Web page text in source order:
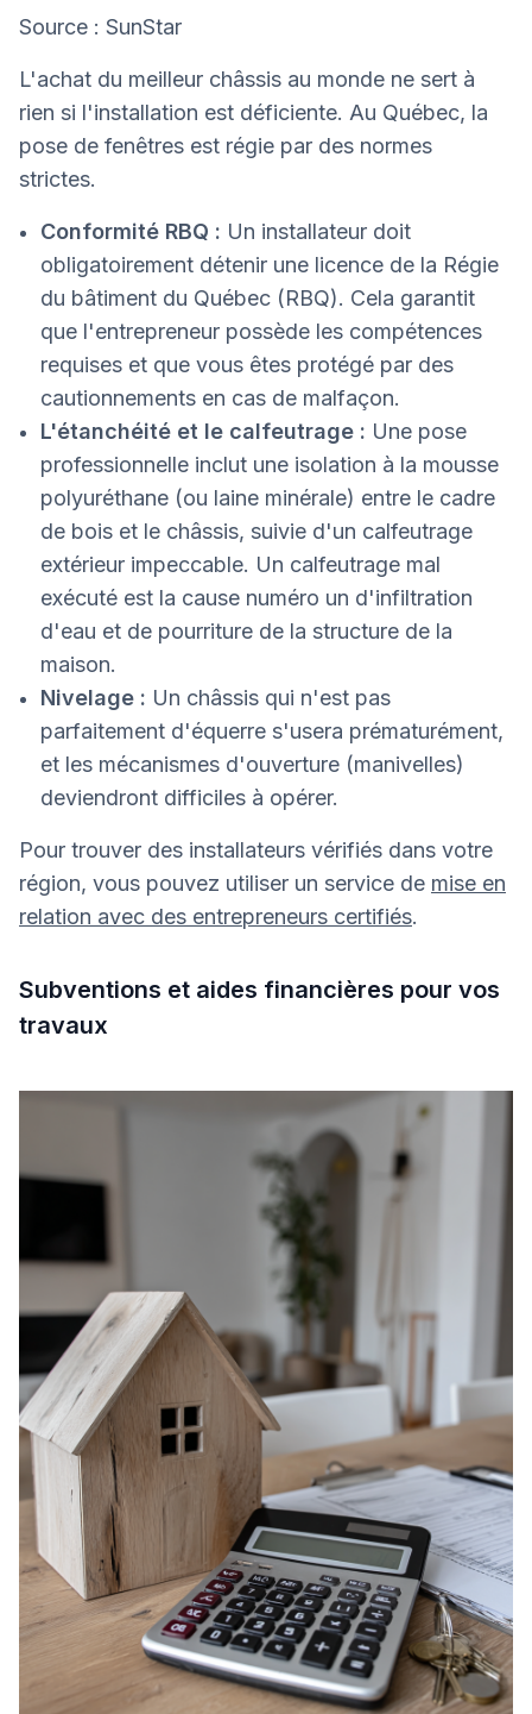
Source : SunStar
L'achat du meilleur châssis au monde ne sert à
rien si l'installation est déficiente. Au Québec, la
pose de fenêtres est régie par des normes
strictes.
Conformité RBQ : Un installateur doit
obligatoirement détenir une licence de la Régie
du bâtiment du Québec (RBQ). Cela garantit
que l'entrepreneur possède les compétences
requises et que vous êtes protégé par des
cautionnements en cas de malfaçon.
L'étanchéité et le calfeutrage : Une pose
professionnelle inclut une isolation à la mousse
polyuréthane (ou laine minérale) entre le cadre
de bois et le châssis, suivie d'un calfeutrage
extérieur impeccable. Un calfeutrage mal
exécuté est la cause numéro un d'infiltration
d'eau et de pourriture de la structure de la
maison.
Nivelage : Un châssis qui n'est pas
parfaitement d'équerre s'usera prématurément,
et les mécanismes d'ouverture (manivelles)
deviendront difficiles à opérer.
Pour trouver des installateurs vérifiés dans votre
région, vous pouvez utiliser un service de mise en
relation avec des entrepreneurs certifiés.
Subventions et aides financières pour vos
travaux